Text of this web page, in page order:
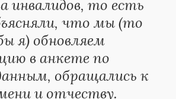
инвалидов, то есть
что мы (то
я) обновляем
в анкете по
обращались к
и отчеству.